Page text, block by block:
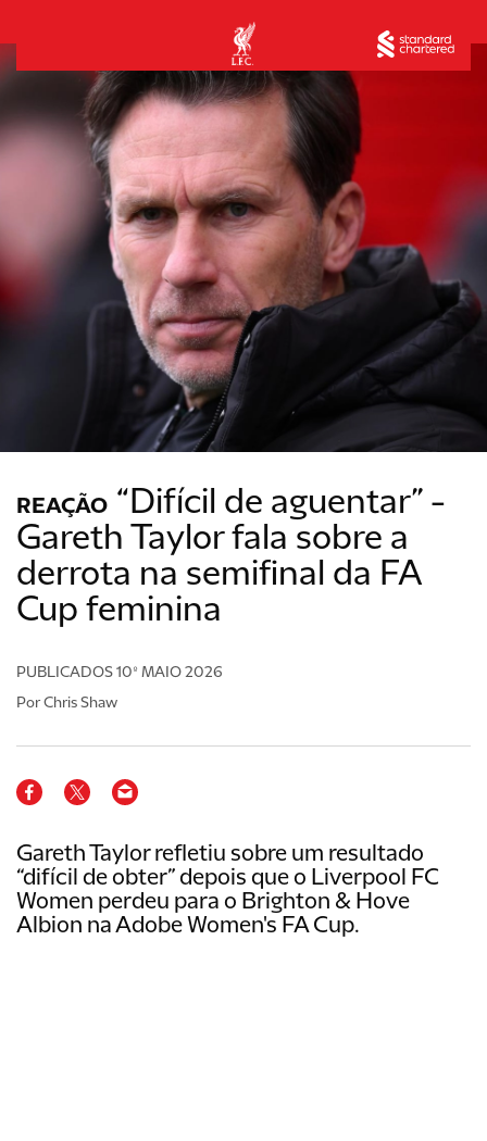
REAÇÃO “Difícil de aguentar” -
Gareth Taylor fala sobre a
derrota na semifinal da FA
Cup feminina
PUBLICADOS 10º MAIO 2026
Por Chris Shaw
Gareth Taylor refletiu sobre um resultado
“difícil de obter” depois que o Liverpool FC
Women perdeu para o Brighton & Hove
Albion na Adobe Women's FA Cup.